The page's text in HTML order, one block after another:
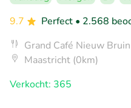
9.7
Perfect • 2.568
Grand Café Nieuw Bruin
Maastricht (0km)
Verkocht: 365